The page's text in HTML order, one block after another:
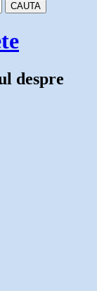
despre